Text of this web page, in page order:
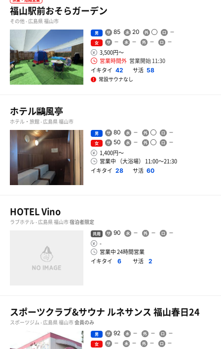
福山駅前おそらガーデン
その他 - 広島県 福山市
男 85 20
女
3,500円〜
営業時間外 営業開始 11:30
イキタイ 42 サ活 58
常設サウナなし
ホテル鷗風亭
ホテル・旅館 - 広島県 福山市
男 80
女 50
1,400円〜
営業中 （大浴場） 11:00〜21:30
イキタイ 28 サ活 60
HOTEL Vino
ラブホテル - 広島県 福山市宿泊者限定
共用 90
-
営業中 24時間営業
イキタイ
6 サ活 2
スポーツクラブ&サウナ ルネサンス 福山春日24
スポーツジム - 広島県 福山市会員のみ
男 92
女